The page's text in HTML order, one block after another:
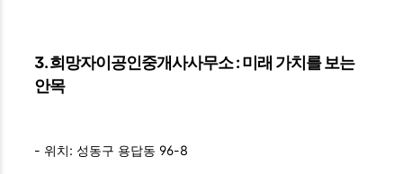
3. 희망자이공인중개사사무소 : 미래 가치를 보는
안목
- 위치: 성동구 용답동 96-8